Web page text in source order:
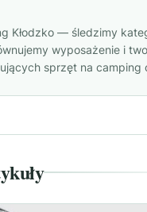
Kłodzko — śledzimy
wyposażenie i
sprzęt na camping